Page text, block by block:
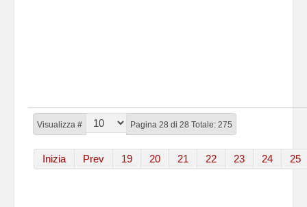
Visualizza # Pagina 28 di 28 Totale: 275
Inizia Prev 19 20 21 22 23 24 25